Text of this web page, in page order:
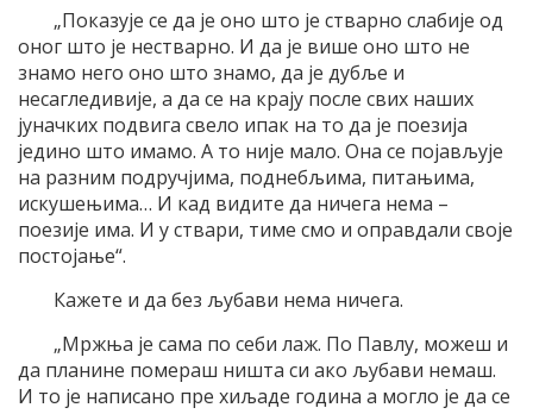
„Показује се да је оно што је стварно слабије од
оног што је нестварно. И да је више оно што не
знамо него оно што знамо, да је дубље и
несагледивије, а да се на крају после свих наших
јуначких подвига свело ипак на то да је поезија
једино што имамо. А то није мало. Она се појављује
на разним подручјима, поднебљима, питањима,
искушењима… И кад видите да ничега нема –
поезије има. И у ствари, тиме смо и оправдали своје
постојање“.
Кажете и да без љубави нема ничега.
„Мржња је сама по себи лаж. По Павлу, можеш и
да планине помераш ништа си ако љубави немаш.
И то је написано пре хиљаде година а могло је да се